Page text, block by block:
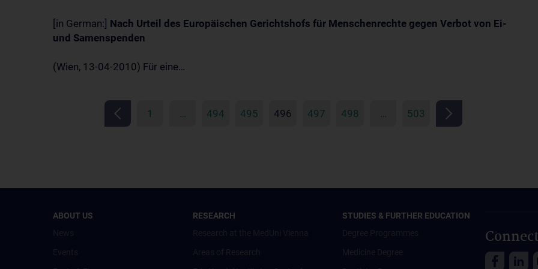
[in German:] Nach Urteil des Europäischen Gerichtshofs für Menschenrechte gegen Verbot von Ei-
und Samenspenden
(Wien, 13-04-2010) Für eine…
1 … 494 495 496 497 498 … 503
ABOUT US
RESEARCH
STUDIES & FURTHER EDUCATION